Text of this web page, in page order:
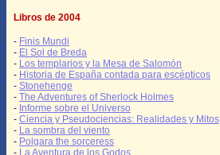
Libros de 2004
- Finis Mundi
- El Sol de Breda
- Los templarios y la Mesa de Salomón
- Historia de España contada para escépticos
- Stonehenge
- The Adventures of Sherlock Holmes
- Informe sobre el Universo
- Ciencia y Pseudociencias: Realidades y Mitos
- La sombra del viento
- Polgara the sorceress
- La Aventura de los Godos